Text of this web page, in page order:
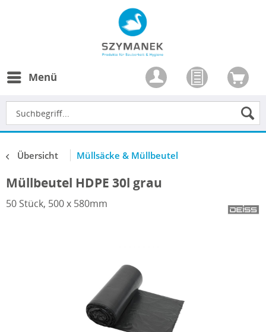
Menü
Übersicht Müllsäcke & Müllbeutel
Müllbeutel HDPE 30l grau
50 Stück, 500 x 580mm